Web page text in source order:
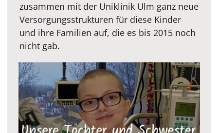
zusammen mit der Uniklinik Ulm ganz neue
Versorgungsstrukturen für diese Kinder
und ihre Familien auf, die es bis 2015 noch
nicht gab.